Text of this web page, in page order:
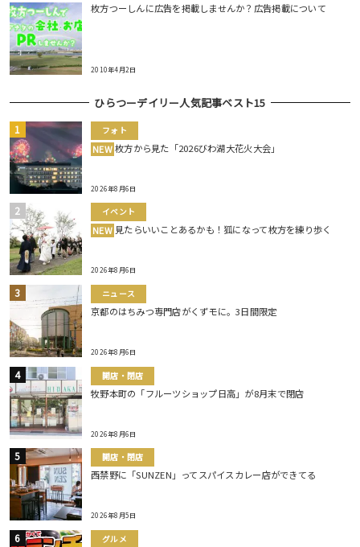
枚方つーしんに広告を掲載しませんか？広告掲載について
2010年4月2日
ひらつーデイリー人気記事ベスト15
フォト
NEW 枚方から見た「2026びわ湖大花火大会」
2026年8月6日
イベント
NEW 見たらいいことあるかも！狐になって枚方を練り歩く
2026年8月6日
ニュース
京都のはちみつ専門店がくずモに。3日間限定
2026年8月6日
開店・閉店
牧野本町の「フルーツショップ日高」が8月末で閉店
2026年8月6日
開店・閉店
西禁野に「SUNZEN」ってスパイスカレー店ができてる
2026年8月5日
グルメ